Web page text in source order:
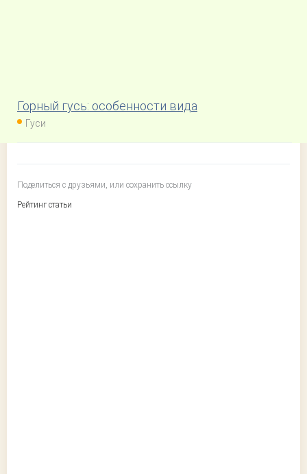
Горный гусь: особенности вида
Гуси
Поделиться с друзьями, или сохранить ссылку
Рейтинг статьи